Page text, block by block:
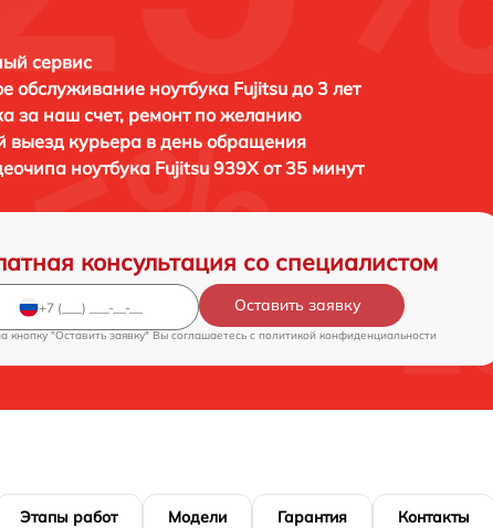
сервис
обслуживание ноутбука Fujitsu до 3 лет
за наш счет, ремонт по желанию
выезд курьера в день обращения
ноутбука Fujitsu 939X от 35 минут
консультация со специалистом
Оставить заявку
кнопку "Оставить заявку" Вы соглашаетесь c политикой конфиденциальности
Этапы работ Модели Гарантия Контакты